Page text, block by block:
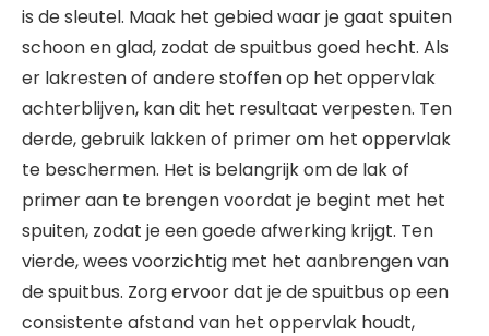
is de sleutel. Maak het gebied waar je gaat spuiten
schoon en glad, zodat de spuitbus goed hecht. Als
er lakresten of andere stoffen op het oppervlak
achterblijven, kan dit het resultaat verpesten. Ten
derde, gebruik lakken of primer om het oppervlak
te beschermen. Het is belangrijk om de lak of
primer aan te brengen voordat je begint met het
spuiten, zodat je een goede afwerking krijgt. Ten
vierde, wees voorzichtig met het aanbrengen van
de spuitbus. Zorg ervoor dat je de spuitbus op een
consistente afstand van het oppervlak houdt,